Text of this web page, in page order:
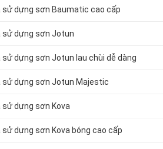
sử dựng sơn Baumatic cao cấp
sử dựng sơn Jotun
dựng sơn Jotun lau chùi dễ dàng
sử dựng sơn Jotun Majestic
dựng sơn Kova
dựng sơn Kova bóng cao cấp